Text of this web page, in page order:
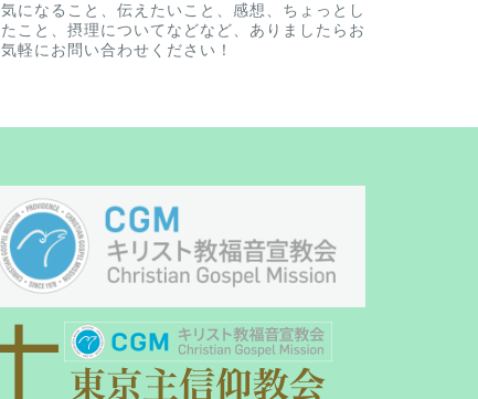
気になること、伝えたいこと、感想、ちょっとし
たこと、摂理についてなどなど、ありましたらお
気軽にお問い合わせください！